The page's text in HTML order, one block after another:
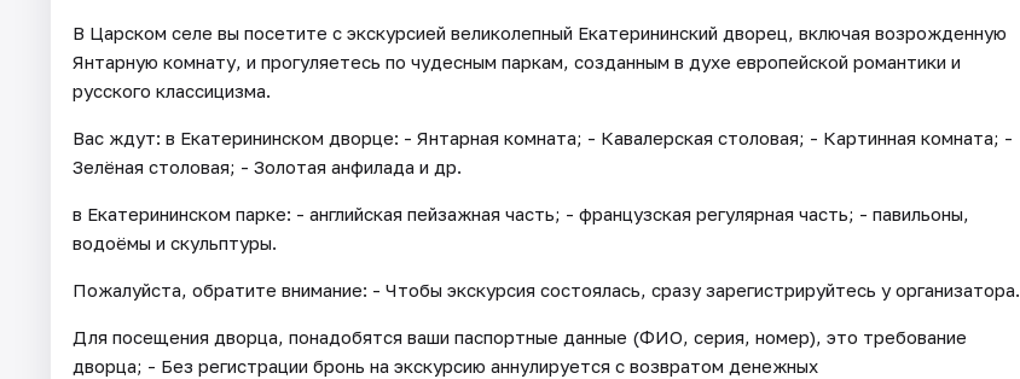
В Царском селе вы посетите с экскурсией великолепный Екатерининский дворец, включая возрожденную
Янтарную комнату, и прогуляетесь по чудесным паркам, созданным в духе европейской романтики и
русского классицизма.
Вас ждут: в Екатерининском дворце: - Янтарная комната; - Кавалерская столовая; - Картинная комната; -
Зелёная столовая; - Золотая анфилада и др.
в Екатерининском парке: - английская пейзажная часть; - французская регулярная часть; - павильоны,
водоёмы и скульптуры.
Пожалуйста, обратите внимание: - Чтобы экскурсия состоялась, сразу зарегистрируйтесь у организатора.
Для посещения дворца, понадобятся ваши паспортные данные (ФИО, серия, номер), это требование
дворца; - Без регистрации бронь на экскурсию аннулируется с возвратом денежных